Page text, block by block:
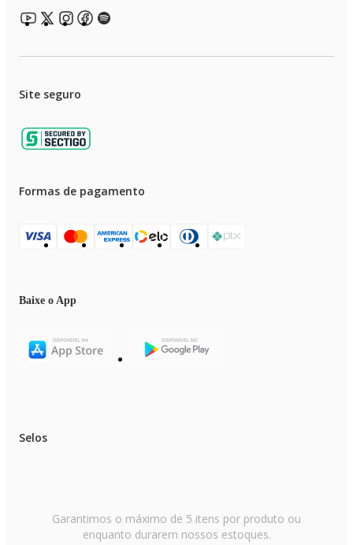
Site seguro
Formas de pagamento
Baixe o App
Selos
Garantimos o máximo de 5 itens por produto ou
enquanto durarem nossos estoques.